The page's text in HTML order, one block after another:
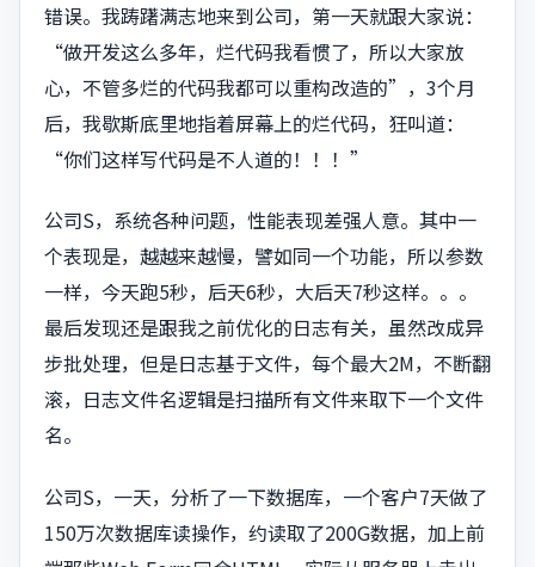
错误。我踌躇满志地来到公司，第一天就跟大家说：
“做开发这么多年，烂代码我看惯了，所以大家放
心，不管多烂的代码我都可以重构改造的”，3个月
后，我歇斯底里地指着屏幕上的烂代码，狂叫道：
“你们这样写代码是不人道的！！！”
公司S，系统各种问题，性能表现差强人意。其中一
个表现是，越越来越慢，譬如同一个功能，所以参数
一样，今天跑5秒，后天6秒，大后天7秒这样。。。
最后发现还是跟我之前优化的日志有关，虽然改成异
步批处理，但是日志基于文件，每个最大2M，不断翻
滚，日志文件名逻辑是扫描所有文件来取下一个文件
名。
公司S，一天，分析了一下数据库，一个客户7天做了
150万次数据库读操作，约读取了200G数据，加上前